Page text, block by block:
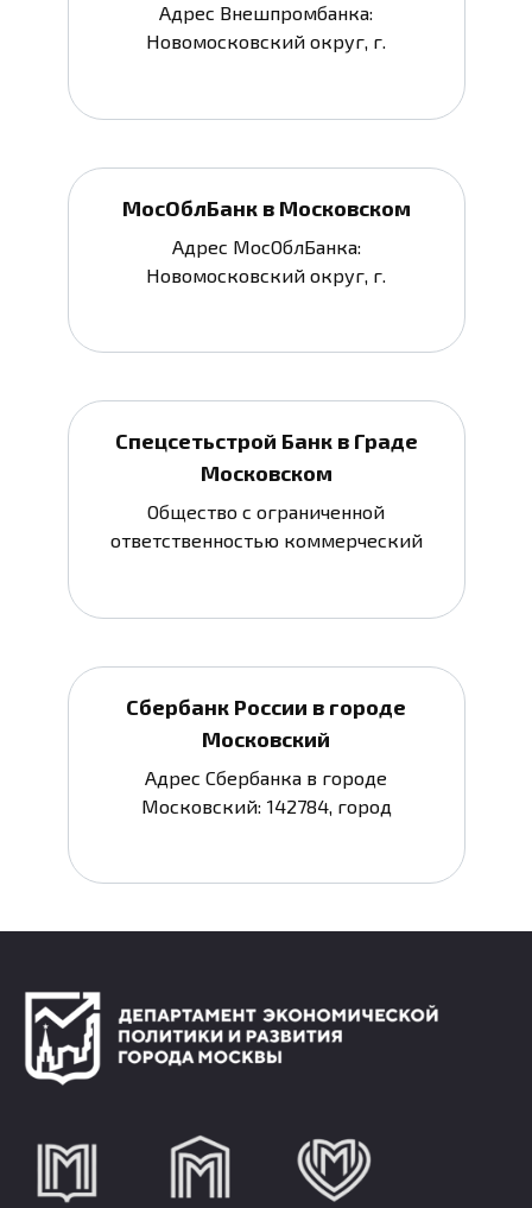
Адрес Внешпромбанка:
Новомосковский округ, г.
МосОблБанк в Московском
Адрес МосОблБанка:
Новомосковский округ, г.
Спецсетьстрой Банк в Граде
Московском
Общество с ограниченной
ответственностью коммерческий
Сбербанк России в городе
Московский
Адрес Сбербанка в городе
Московский: 142784, город